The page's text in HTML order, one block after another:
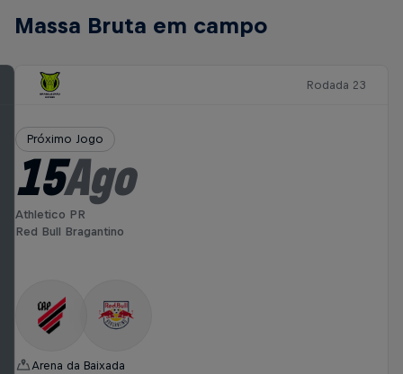
Massa Bruta em campo
Rodada 23
Próximo Jogo
15Ago
Athletico PR
Red Bull Bragantino
Arena da Baixada